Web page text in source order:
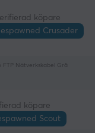
köpare
Crusader
Nätverkskabel Grå
köpare
Scout